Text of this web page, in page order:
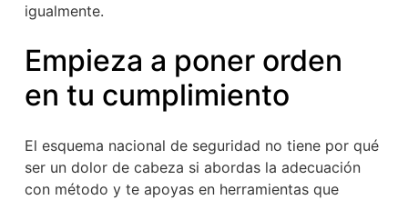
igualmente.
Empieza a poner orden
en tu cumplimiento
El esquema nacional de seguridad no tiene por qué
ser un dolor de cabeza si abordas la adecuación
con método y te apoyas en herramientas que